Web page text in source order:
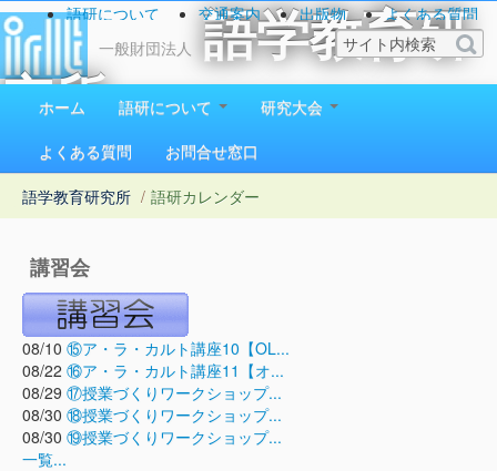
一般財団法人
語学教育研
究所
1923（大正12）年創立
語研について 交通案内 出版物
よくある質問
お問い合わせ
ホーム 語研について
研究大会
よくある質問
お問合せ窓口
語学教育研究所 / 語研カレンダー
講習会
08/10 ⑮ア・ラ・カルト講座10【OL...
08/22 ⑯ア・ラ・カルト講座11【オ...
08/29 ⑰授業づくりワークショップ...
08/30 ⑱授業づくりワークショップ...
08/30 ⑲授業づくりワークショップ...
一覧...